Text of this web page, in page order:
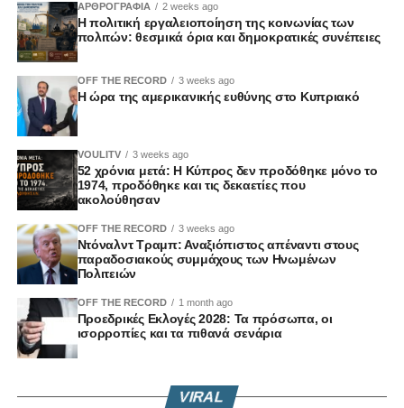
Αδάμος Ασπρής (ΔΗΚΟ)
Ειρήνη Χαραλαμπίδου (ΑΛΜΑ-Πολίτες για την Κύπρο)
Γιάννης Λαούρης (Άμεση Δημοκρατία Κύπρου)
Επιτροπή Γεωργίας και Φυσικών Πόρων
Γιαννάκης Γαβριήλ – Πρόεδρος (ΑΚΕΛ)
Εφραίμ Χρίστου – Αναπληρωτής Πρόεδρος (ΑΚΕΛ)
Βαλεντίνος Φακοντής (ΑΚΕΛ)
Γιώργος Καραϊσκάκης (ΔΗΣΥ)
Πρόδρομος Αλαμπρίτης (ΔΗΣΥ)
Χαράλαμπος Πάζαρος (ΔΗΣΥ)
Λίνος Παπαγιάννης (ΕΛΑΜ)
Νικόλας Παπαδόπουλος (ΔΗΚΟ)
Μιχάλης Παρασκευά (ΑΛΜΑ-Πολίτες για την Κύπρο)
Δημήτρης Μπάρος (Άμεση Δημοκρατία Κύπρου)
Επιτροπή Εργασίας, Πρόνοιας και Κοινωνικών
ΑΡΘΡΟΓΡΑΦΙΑ 2 weeks ago
Η πολιτική εργαλειοποίηση της κοινωνίας των
πολιτών: θεσμικά όρια και δημοκρατικές συνέπειες
OFF THE RECORD 3 weeks ago
Η ώρα της αμερικανικής ευθύνης στο Κυπριακό
VOULITV 3 weeks ago
52 χρόνια μετά: Η Κύπρος δεν προδόθηκε μόνο το
1974, προδόθηκε και τις δεκαετίες που
ακολούθησαν
OFF THE RECORD 3 weeks ago
Ντόναλντ Τραμπ: Αναξιόπιστος απέναντι στους
παραδοσιακούς συμμάχους των Ηνωμένων
Πολιτειών
OFF THE RECORD 1 month ago
Προεδρικές Εκλογές 2028: Τα πρόσωπα, οι
ισορροπίες και τα πιθανά σενάρια
VIRAL